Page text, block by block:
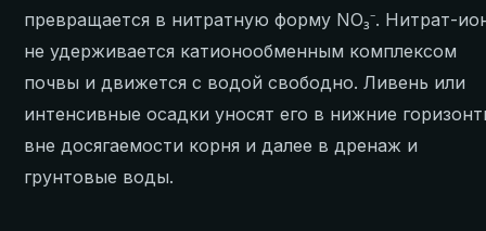
превращается в нитратную форму NO₃⁻. Нитрат-
не удерживается катионообменным комплексом
почвы и движется с водой свободно. Ливень или
интенсивные осадки уносят его в нижние
вне досягаемости корня и далее в дренаж и
грунтовые воды.